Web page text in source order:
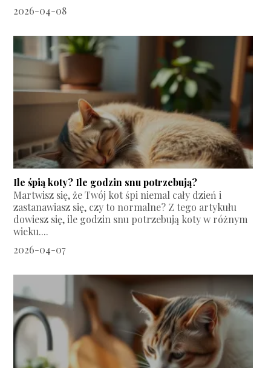
2026-04-08
Ile śpią koty? Ile godzin snu potrzebują?
Martwisz się, że Twój kot śpi niemal cały dzień i
zastanawiasz się, czy to normalne? Z tego artykułu
dowiesz się, ile godzin snu potrzebują koty w różnym
wieku....
2026-04-07